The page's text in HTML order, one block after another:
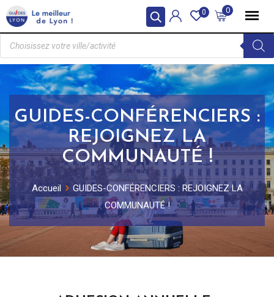
0
0
GUIDES-CONFÉRENCIERS :
REJOIGNEZ LA
COMMUNAUTÉ !
Accueil
GUIDES-CONFÉRENCIERS : REJOIGNEZ LA
COMMUNAUTÉ !